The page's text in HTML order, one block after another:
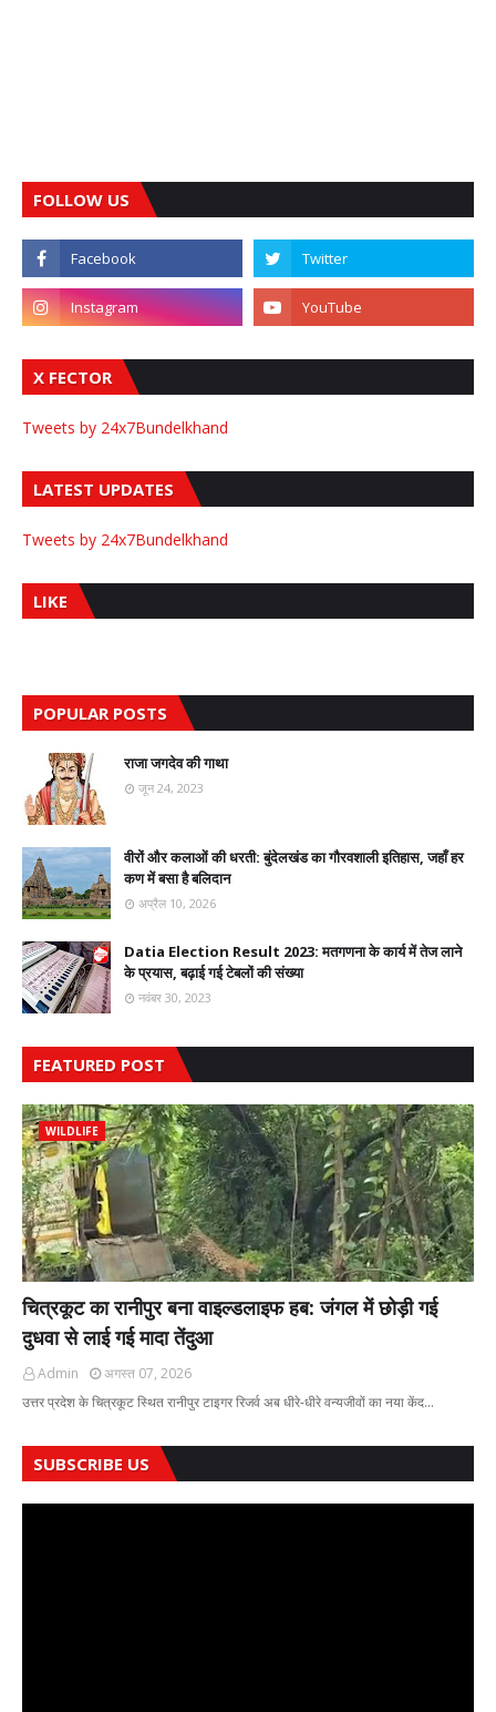
FOLLOW US
X FECTOR
Tweets by 24x7Bundelkhand
LATEST UPDATES
Tweets by 24x7Bundelkhand
LIKE
POPULAR POSTS
राजा जगदेव की गाथा
जून 24, 2023
वीरों और कलाओं की धरती: बुंदेलखंड का गौरवशाली इतिहास, जहाँ हर
कण में बसा है बलिदान
अप्रैल 10, 2026
Datia Election Result 2023: मतगणना के कार्य में तेज लाने
के प्रयास, बढ़ाई गई टेबलों की संख्या
नवंबर 30, 2023
FEATURED POST
WILDLIFE
चित्रकूट का रानीपुर बना वाइल्डलाइफ हब: जंगल में छोड़ी गई
दुधवा से लाई गई मादा तेंदुआ
Admin
अगस्त 07, 2026
उत्तर प्रदेश के चित्रकूट स्थित रानीपुर टाइगर रिजर्व अब धीरे-धीरे वन्यजीवों का नया केंद…
SUBSCRIBE US